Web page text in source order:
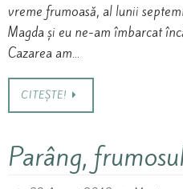
vreme frumoasă, al lunii
Magda și eu ne-am îmbarcat
Cazarea am…
CITEȘTE!
Parâng,